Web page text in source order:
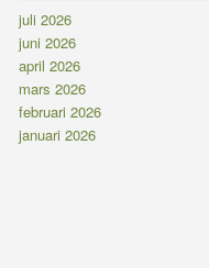
juli 2026
juni 2026
april 2026
mars 2026
februari 2026
januari 2026